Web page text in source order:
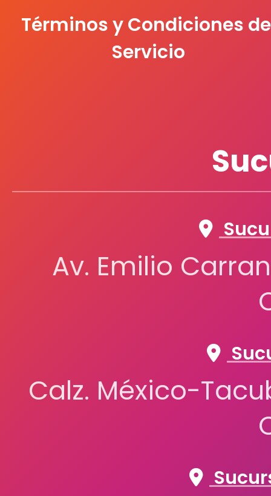
Términos y Condiciones
Servicio
Av. Emilio
Calz. México-